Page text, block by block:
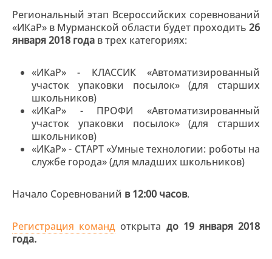
Региональный этап Всероссийских соревнований
«ИКаР» в Мурманской области будет проходить 26
января 2018 года в трех категориях:
«ИКаР» - КЛАССИК «Автоматизированный
участок упаковки посылок» (для старших
школьников)
«ИКаР» - ПРОФИ «Автоматизированный
участок упаковки посылок» (для старших
школьников)
«ИКаР» - СТАРТ «Умные технологии: роботы на
службе города» (для младших школьников)
Начало Соревнований в 12:00 часов.
Регистрация команд открыта до 19 января 2018
года.